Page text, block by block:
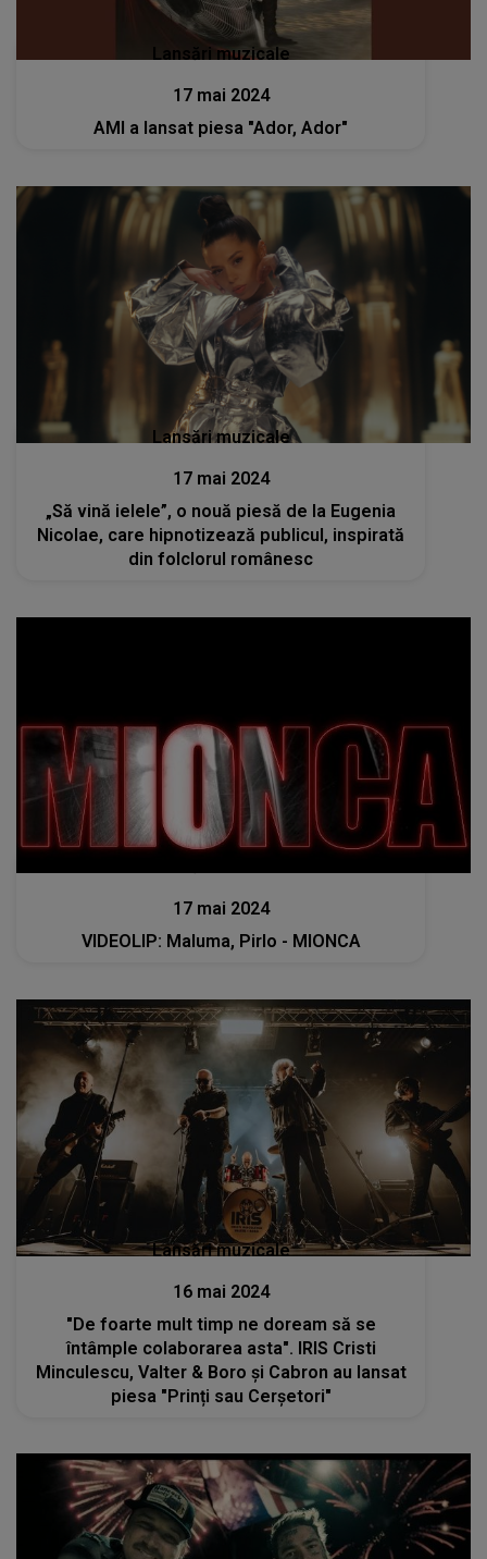
Lansări muzicale
17 mai 2024
AMI a lansat piesa "Ador, Ador"
Lansări muzicale
17 mai 2024
„Să vină ielele”, o nouă piesă de la Eugenia
Nicolae, care hipnotizează publicul, inspirată
din folclorul românesc
17 mai 2024
VIDEOLIP: Maluma, Pirlo - MIONCA
Lansări muzicale
16 mai 2024
"De foarte mult timp ne doream să se
întâmple colaborarea asta". IRIS Cristi
Minculescu, Valter & Boro și Cabron au lansat
piesa "Prinți sau Cerșetori"